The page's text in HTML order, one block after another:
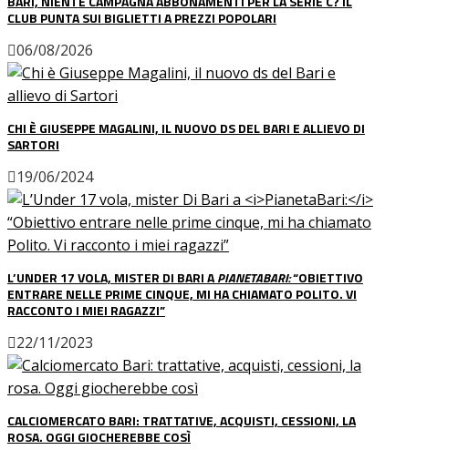
CLUB PUNTA SUI BIGLIETTI A PREZZI POPOLARI
06/08/2026
CHI È GIUSEPPE MAGALINI, IL NUOVO DS DEL BARI E ALLIEVO DI
SARTORI
19/06/2024
L’UNDER 17 VOLA, MISTER DI BARI APIANETABARI:“OBIETTIVO
ENTRARE NELLE PRIME CINQUE, MI HA CHIAMATO POLITO. VI
RACCONTO I MIEI RAGAZZI”
22/11/2023
CALCIOMERCATO BARI: TRATTATIVE, ACQUISTI, CESSIONI, LA
ROSA. OGGI GIOCHEREBBE COSÌ